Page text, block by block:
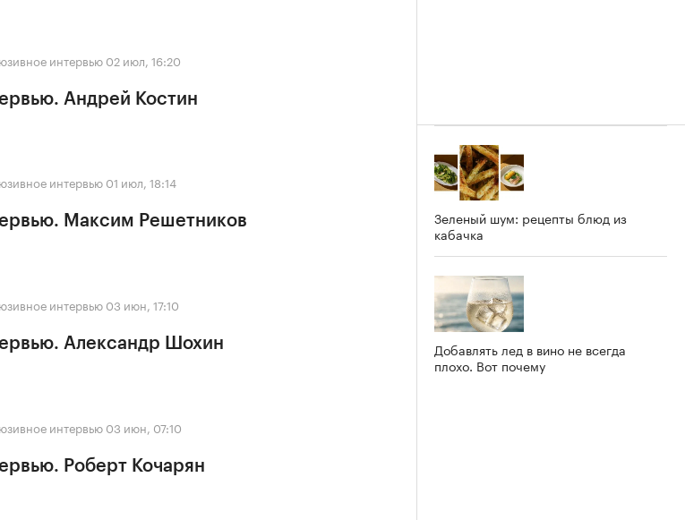
интервью 02 июл, 16:20
Андрей Костин
интервью 01 июл, 18:14
Максим Решетников
интервью 03 июн, 17:10
Александр Шохин
интервью 03 июн, 07:10
Роберт Кочарян
Зеленый шум: рецепты блюд из
кабачка
Добавлять лед в вино не всегда
плохо. Вот почему